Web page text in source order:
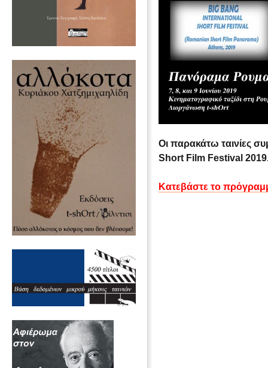
Οι παρακάτω ταινίες
Short Film Festival
Κατεβάστε το